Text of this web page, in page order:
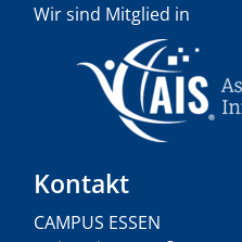
Wir sind Mitglied in
Kontakt
CAMPUS ESSEN